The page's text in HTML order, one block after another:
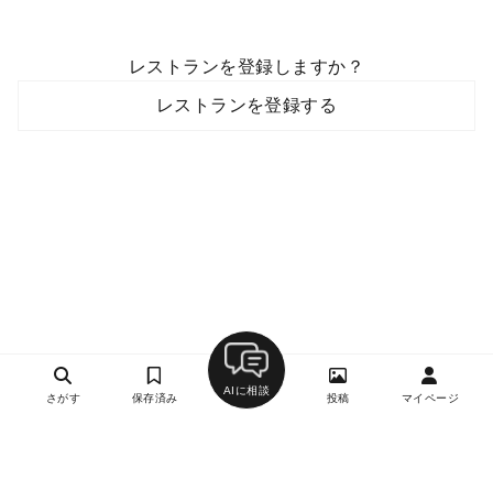
レストランを登録しますか？
レストランを登録する
さがす 保存済み
AIに相談
投稿 マイページ